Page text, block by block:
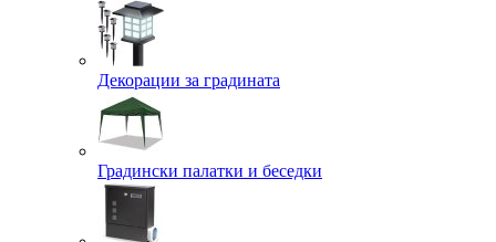
Декорации за градината
Градински палатки и беседки